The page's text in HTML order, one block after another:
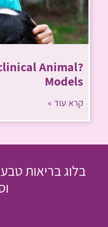
Animal
Models
קרא עוד »
בלוג בריאות